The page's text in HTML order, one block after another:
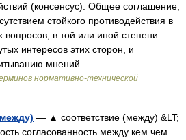
(консенсус): Общее соглашение,
стойкого противодействия в
в той или иной степени
интересов этих сторон, и
мнений …
нормативно-технической
— ▲ соответствие (между) &LT;
согласованность между кем чем.